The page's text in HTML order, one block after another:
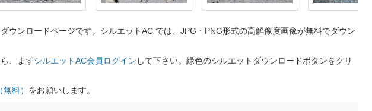
ウンロードページです。シルエットAC では、JPG・PNG形式の高解像度画像が無料でダウン
、まずシルエットAC会員ログイン して下さい。緑色のシルエットダウンロードボタンをクリ
料） をお願いします。